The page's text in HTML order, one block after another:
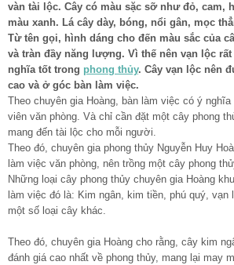
vàn tài lộc. Cây có màu sặc sỡ như đỏ, cam,
màu xanh. Lá cây dày, bóng, nổi gân, mọc
Từ tên gọi, hình dáng cho đến màu sắc của
và tràn đầy năng lượng. Vì thế nên vạn lộc
nghĩa tốt trong phong thủy. Cây vạn lộc nên
cao và ở góc bàn làm việc.
Theo chuyên gia Hoàng, bàn làm việc có ý
viên văn phòng. Và chỉ cần đặt một cây phong
mang đến tài lộc cho mỗi người.
Theo đó, chuyên gia phong thủy Nguyễn Huy
làm việc văn phòng, nên trồng một cây phong
Những loại cây phong thủy chuyên gia Hoàng
làm việc đó là: Kim ngân, kim tiền, phú quý, vạn
một số loại cây khác.
Theo đó, chuyên gia Hoàng cho rằng, cây kim
đánh giá cao nhất về phong thủy, mang lại may